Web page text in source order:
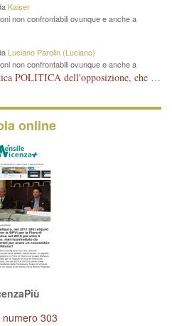
Kaiser
non confrontabili ovunque e anche a
Luciano Parolin (Luciano)
non confrontabili ovunque e anche a
Il finale, fa la differenza tra la critica POLITICA dell'opposizione, che ha perso le elezioni ed è minoranza e non trova altri argomenti per politicizzare sul sito qua o là ? La critica d'arte invece è un'altra cosa che lascio agli altri. Per ora mi basta la lezione magistrale del prof. Giulianati.
online
numero 303